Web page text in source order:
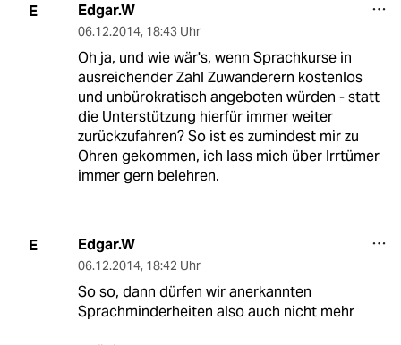
E Edgar.W
06.12.2014, 18:43 Uhr
Oh ja, und wie wär's, wenn Sprachkurse in
ausreichender Zahl Zuwanderern kostenlos
und unbürokratisch angeboten würden - statt
die Unterstützung hierfür immer weiter
zurückzufahren? So ist es zumindest mir zu
Ohren gekommen, ich lass mich über Irrtümer
immer gern belehren.
E Edgar.W
06.12.2014, 18:42 Uhr
So so, dann dürfen wir anerkannten
Sprachminderheiten also auch nicht mehr